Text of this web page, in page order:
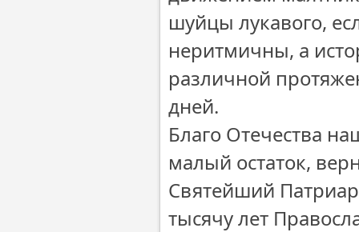
шуйцы лукавого,
неритмичны, а
различной
дней.
Благо Отечества
малый остаток,
Святейший
тысячу лет